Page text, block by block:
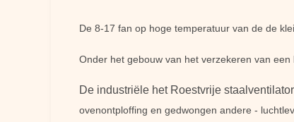
De 8-17 fan op hoge temperatuur van de de
Onder het gebouw van het verzekeren van
De industriële het Roestvrije
ovenontploffing en gedwongen andere -